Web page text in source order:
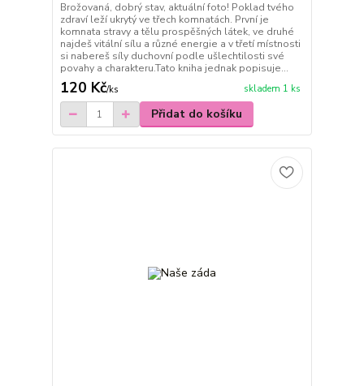
Brožovaná, dobrý stav, aktuální foto! Poklad tvého
zdraví leží ukrytý ve třech komnatách. První je
komnata stravy a tělu prospěšných látek, ve druhé
najdeš vitální sílu a různé energie a v třetí místnosti
si nabereš síly duchovní podle ušlechtilosti své
povahy a charakteru.Tato kniha jednak popisuje...
120 Kč/ks skladem 1 ks
Přidat do košíku